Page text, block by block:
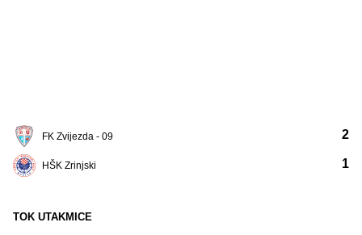
FK Zvijezda - 09
HŠK Zrinjski
2
1
TOK UTAKMICE